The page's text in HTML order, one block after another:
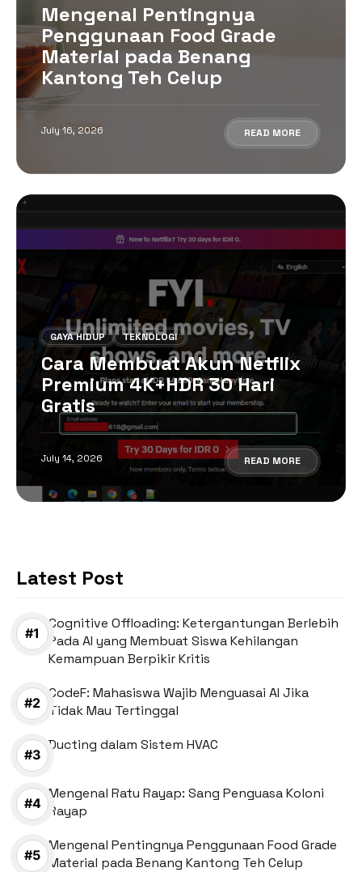
Mengenal Pentingnya
Penggunaan Food Grade
Material pada Benang
Kantong Teh Celup
July 16, 2026 READ MORE
GAYA HIDUP TEKNOLOGI
Cara Membuat Akun Netflix
Premium 4K+HDR 30 Hari
Gratis
July 14, 2026 READ MORE
Latest Post
Cognitive Offloading: Ketergantungan Berlebih
Pada AI yang Membuat Siswa Kehilangan
Kemampuan Berpikir Kritis
CodeF: Mahasiswa Wajib Menguasai AI Jika
Tidak Mau Tertinggal
Ducting dalam Sistem HVAC
Mengenal Ratu Rayap: Sang Penguasa Koloni
Rayap
Mengenal Pentingnya Penggunaan Food Grade
Material pada Benang Kantong Teh Celup